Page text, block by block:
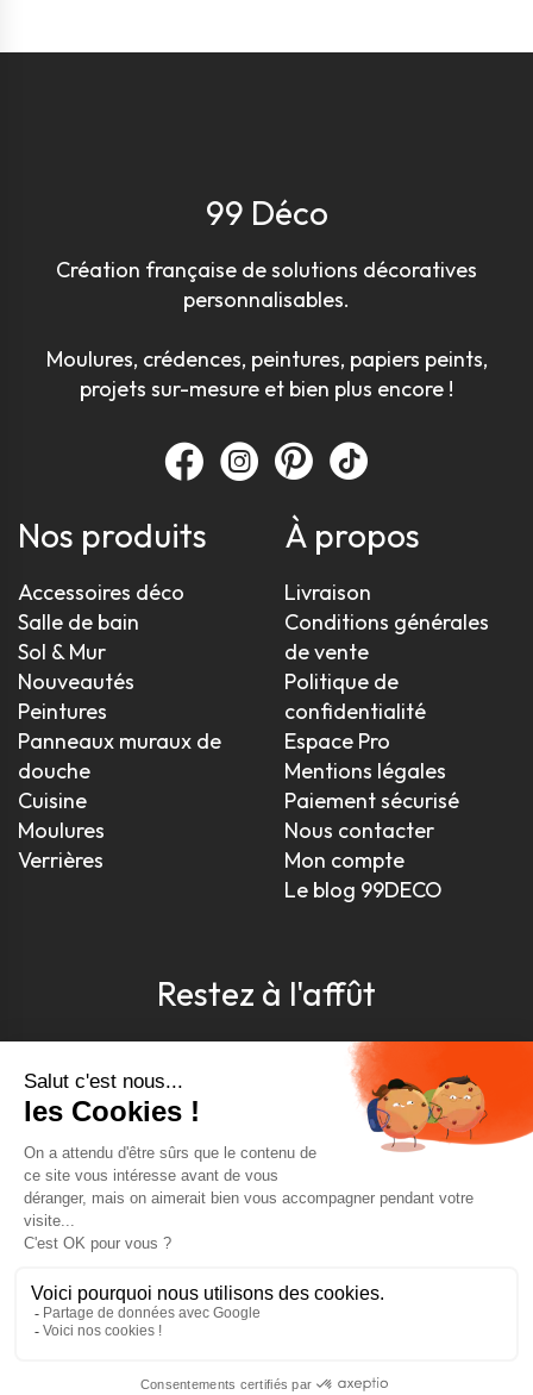
99 Déco
Création française de solutions décoratives
personnalisables.
Moulures, crédences, peintures, papiers peints,
projets sur-mesure et bien plus encore !
Nos produits
Accessoires déco
Salle de bain
Sol & Mur
Nouveautés
Peintures
Panneaux muraux de
douche
Cuisine
Moulures
Verrières
À propos
Livraison
Conditions générales
de vente
Politique de
confidentialité
Espace Pro
Mentions légales
Paiement sécurisé
Nous contacter
Mon compte
Le blog 99DECO
Restez à l'affût
Pour être toujours au courant, inscrivez-vous à
notre newsletter
J'accepte les conditions générales et la politique de